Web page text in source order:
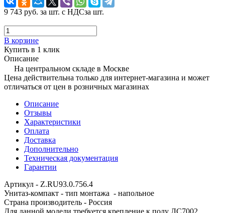
9 743 руб. за шт. с НДСза шт.
В корзине
Купить в 1 клик
Описание
На центральном складе в Москве
Цена действительна только для интернет-магазина и может
отличаться от цен в розничных магазинах
Описание
Отзывы
Характеристики
Оплата
Доставка
Дополнительно
Техническая документация
Гарантии
Артикул - Z.RU93.0.756.4
Унитаз-компакт - тип монтажа - напольное
Страна производитель - Россия
Для данной модели требуется крепление к полу ЛС7002